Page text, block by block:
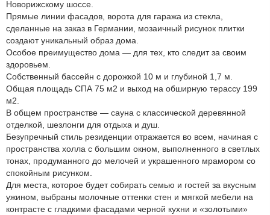
Новорижскому шоссе.
Прямые линии фасадов, ворота для гаража из стекла,
сделанные на заказ в Германии, мозаичный рисунок плитки
создают уникальный образ дома.
Особое преимущество дома — для тех, кто следит за своим
здоровьем.
Собственный бассейн с дорожкой 10 м и глубиной 1,7 м.
Общая площадь СПА 75 м2 и выход на обширную терассу 199
м2.
В общем пространстве — сауна с классической деревянной
отделкой, шезлонги для отдыха и душ.
Безупречный стиль резиденции отражается во всем, начиная с
пространства холла с большим окном, выполненного в светлых
тонах, продуманного до мелочей и украшенного мрамором со
спокойным рисунком.
Для места, которое будет собирать семью и гостей за вкусным
ужином, выбраны молочные оттенки стен и мягкой мебели на
контрасте с гладкими фасадами черной кухни и «золотыми»